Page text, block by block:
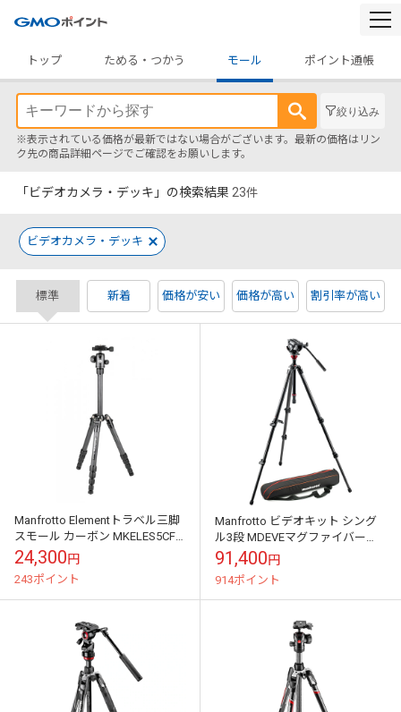
トップ
ためる・つかう モール ポイント通帳
絞り込み
※表示されている価格が最新ではない場合がございます。最新の価格はリン
ク先の商品詳細ページでご確認をお願いします。
「ビデオカメラ・デッキ」の検索結果 23件
ビデオカメラ・デッキ
標準 新着 価格が安い 価格が高い 割引率が高い
Manfrotto Elementトラベル三脚
スモール カーボン MKELES5CF-
BH
24,300円
243ポイント
Manfrotto ビデオキット シング
ル3段 MDEVEマグファイバー
MVH500AH,755CX3
91,400円
914ポイント